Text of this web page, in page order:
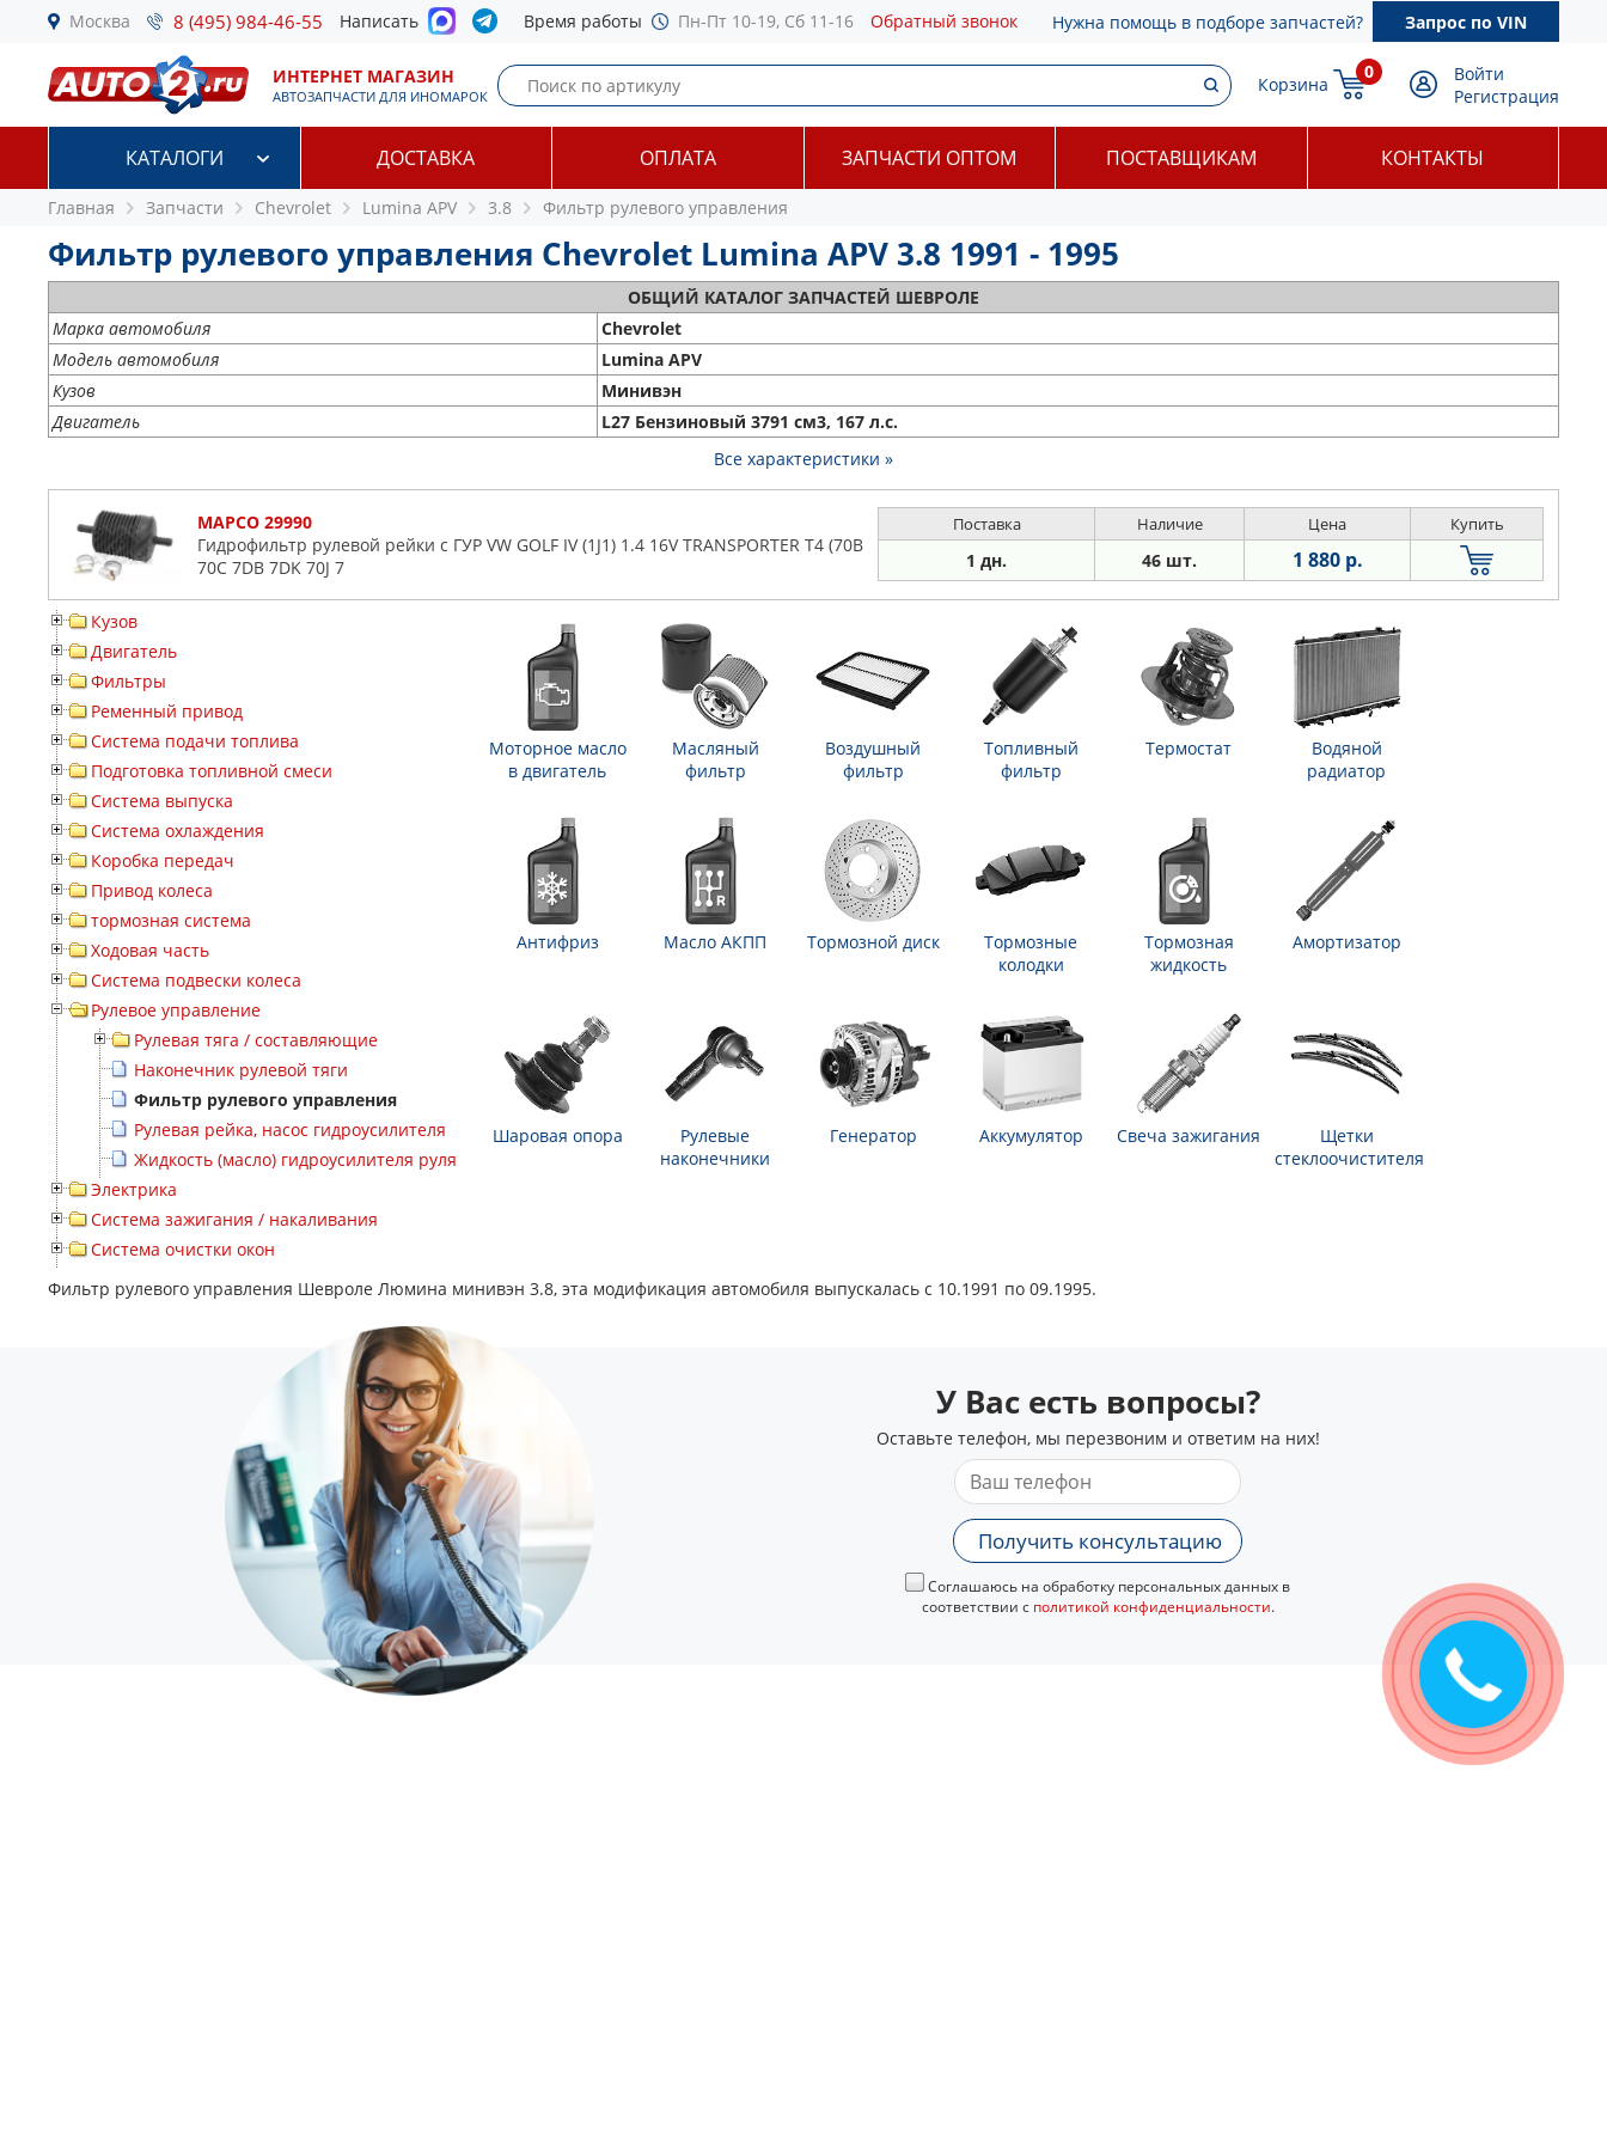
Москва 8 (495) 984-46-55 Написать Время работы Пн-Пт 10-19, Сб 11-16 Обратный звонок Нужна помощь в подборе запчастей? Запрос по VIN
ИНТЕРНЕТ МАГАЗИН
АВТОЗАПЧАСТИ ДЛЯ ИНОМАРОК
Корзина
0
Войти
Регистрация
КАТАЛОГИ ДОСТАВКА ОПЛАТА ЗАПЧАСТИ ОПТОМ ПОСТАВЩИКАМ КОНТАКТЫ
Главная Запчасти Chevrolet Lumina APV 3.8 Фильтр рулевого управления
Фильтр рулевого управления Chevrolet Lumina APV 3.8 1991 - 1995
ОБЩИЙ КАТАЛОГ ЗАПЧАСТЕЙ ШЕВРОЛЕ
Марка автомобиля
Chevrolet
Модель автомобиля
Lumina APV
Кузов
Минивэн
Двигатель
L27 Бензиновый 3791 см3, 167 л.с.
Все характеристики »
MAPCO 29990
Гидрофильтр рулевой рейки с ГУР VW GOLF IV (1J1) 1.4 16V TRANSPORTER T4 (70B
70C 7DB 7DK 70J 7
Поставка Наличие Цена Купить
1 дн. 46 шт. 1 880 р.
Кузов
Двигатель
Фильтры
Ременный привод
Система подачи топлива
Подготовка топливной смеси
Система выпуска
Система охлаждения
Коробка передач
Привод колеса
тормозная система
Ходовая часть
Система подвески колеса
Рулевое управление
Рулевая тяга / составляющие
Наконечник рулевой тяги
Фильтр рулевого управления
Рулевая рейка, насос гидроусилителя
Жидкость (масло) гидроусилителя руля
Электрика
Система зажигания / накаливания
Система очистки окон
Моторное масло
в двигатель
Масляный
фильтр
Воздушный
фильтр
Топливный
фильтр
Термостат
Водяной
радиатор
Антифриз Масло АКПП Тормозной диск
Тормозные
колодки
Тормозная
жидкость
Амортизатор
Шаровая опора
Рулевые
наконечники
Генератор Аккумулятор Свеча зажигания
Щетки
стеклоочистителя
Фильтр рулевого управления Шевроле Люмина минивэн 3.8, эта модификация автомобиля выпускалась с 10.1991 по 09.1995.
У Вас есть вопросы?
Оставьте телефон, мы перезвоним и ответим на них!
Получить консультацию
Соглашаюсь на обработку персональных данных в
соответствии с политикой конфиденциальности.